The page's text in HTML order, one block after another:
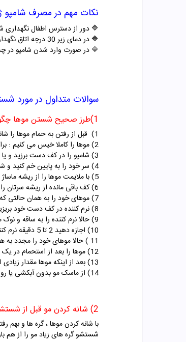
نکات مهم در مصرف شامپو
🔷 دور از دسترس اطفال نگهداری
🔷 در دمای زیر 30 درجه اتاق نگهداری شود.
🔷 در صورت وارد شدن شامپو در
سوالات متداول در مورد
1)طرز صحیح شستن موها چگونه است؟
1) قبل از رفتن به حمام موها را شانه می کنیم تا گره ای در موها نباشد آب داغ استفاده نکنید.
2) موها را کاملا خیس می کنیم : برای خیس کردن موها از آب ولرم استفاده کنید و اصلا از آب داغ استفاده نکنید
3) شامپو را در کف دست برزید و یا در داخل یک ظرف شامپو را با مقداری آب مخلوط کنید
4) سر خود را به پایین خم کنید و شامپو را روی کف سر بریزید
5) با ملایمت موها را از ریشه ماساژ دهید : اصلا سعی نکنید موها را در هم بپیچانید تا بهم گره بخورند.
6) کف باقی مانده از ریشه سرتان را به ساقه و نوک موها بمانید و به آرامی از بالای مو به سمت پایین بکشید
7) موهای خود را به همان حالتی که هستید ( سر به سمت جلو خم باشد) از ریشه به سمت ساقه ها ماساز دهید و بشوئید : اصلا موها را با ناخنها چنگ نزنید و بهم نپیچانید
8) نرم کننده در کف دست خود بریزید
9) حالا نرم کننده را به ساقه و نوک ماهای خود بمالید و از سمت بالا به پایین ماساژ دهید (موها بین دو دست قرار گرفته و از بالا به سمت نوک موها نرم کننده را به موها آغشته کنید.)
10) اجازه دهید 2 تا 5 دقیقه نرم کننده روی موهای شما بماند
11 ) حالا موهای خود را مجدد به همان آرامی ماساژ دهید و بشوئید
12) موها را بعد از استحمام در یک حوله سر بپیچانید : سعی کنید موها در حوله کشیده نشوند
13) بعد از اینکه موها مقدار زیادی از رطوبت خود را از دست دادند حوله را باز کنید و موها را با شانه ی دندانه درشت شانه کنید.
14) از
ماسک موبدون آبکشی یا
2) شانه کردن مو قبل از شستشو چه فایده ای دارد ؟
با شانه کردن موها ، گره ها و
شستشو گره های زیاد مو را از هم